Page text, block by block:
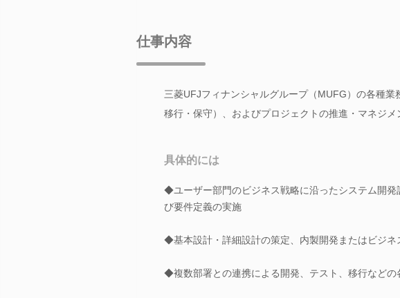
仕事内容
三菱UFJフィナンシャルグループ（MUFG）の各種
移行・保守）、およびプロジェクトの推進・マネジメ
具体的には
◆ユーザー部門のビジネス戦略に沿ったシステム開発
び要件定義の実施
◆基本設計・詳細設計の策定、内製開発またはビジ
◆複数部署との連携による開発、テスト、移行などの